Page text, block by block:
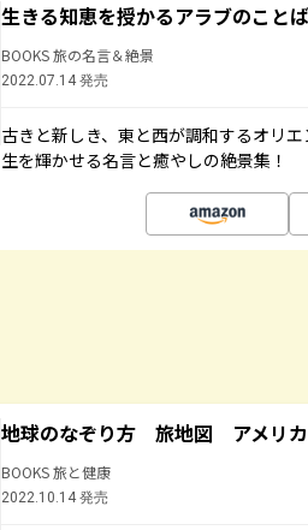
生きる知恵を授かるアラブのこと
BOOKS 旅の名言＆絶景
2022.07.14 発売
古きと新しき、東と西が調和するオリ
生を輝かせる名言と癒やしの絶景集！
地球のなぞり方 旅地図 アメリ
BOOKS 旅と健康
2022.10.14 発売